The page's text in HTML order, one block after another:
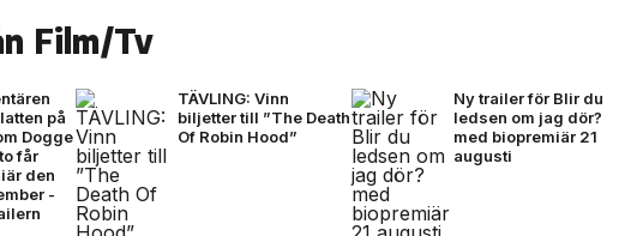
Film/Tv
på
Dogge
får
den
-
TÄVLING: Vinn
biljetter till ”The Death
Of Robin Hood”
Ny trailer för Blir du
ledsen om jag dör?
med biopremiär 21
augusti